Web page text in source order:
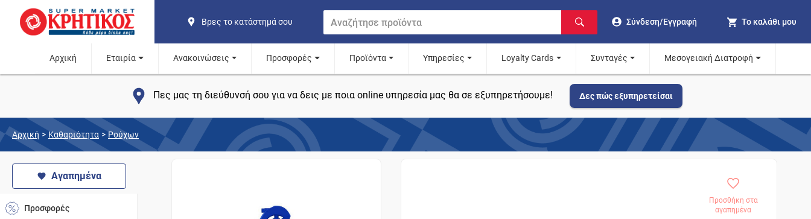
Βρες το κατάστημά σου Σύνδεση/Εγγραφή Το καλάθι μου
Αρχική Εταιρία Ανακοινώσεις Προσφορές Προϊόντα Υπηρεσίες Loyalty Cards Συνταγές Μεσογειακή Διατροφή
Πες μας τη διεύθυνσή σου για να δεις με ποια online υπηρεσία μας θα σε εξυπηρετήσουμε! Δες πώς εξυπηρετείσαι
Αρχική > Καθαριότητα > Ρούχων
Αγαπημένα
Προσφορές
Προσθήκη στα
αγαπημένα